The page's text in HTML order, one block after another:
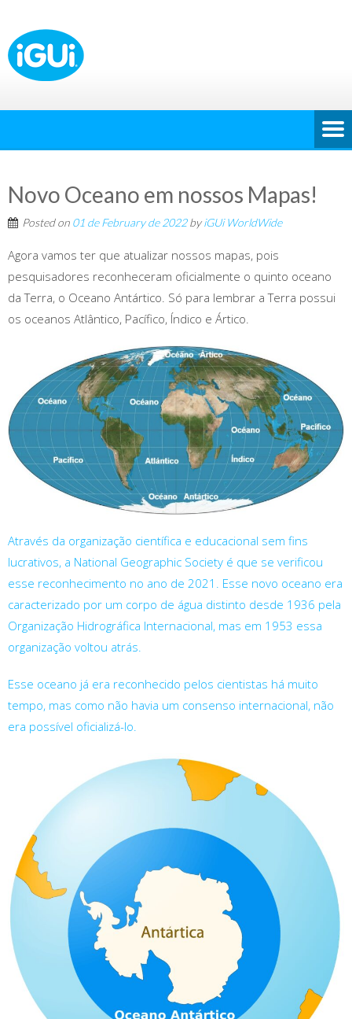
Novo Oceano em nossos Mapas!
Posted on 01 de February de 2022byiGUi WorldWide
Agora vamos ter que atualizar nossos mapas, pois
pesquisadores reconheceram oficialmente o quinto oceano
da Terra, o Oceano Antártico. Só para lembrar a Terra possui
os oceanos Atlântico, Pacífico, Índico e Ártico.
Através da organização científica e educacional sem fins
lucrativos, a National Geographic Society é que se verificou
esse reconhecimento no ano de 2021. Esse novo oceano era
caracterizado por um corpo de água distinto desde 1936 pela
Organização Hidrográfica Internacional, mas em 1953 essa
organização voltou atrás.
Esse oceano já era reconhecido pelos cientistas há muito
tempo, mas como não havia um consenso internacional, não
era possível oficializá-lo.